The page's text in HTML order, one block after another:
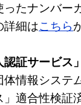
ったナンバー
詳細はこちら
認証サービス
体情報システ
」適合性検証